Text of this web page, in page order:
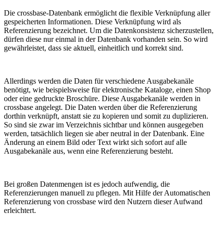
Die crossbase-Datenbank ermöglicht die flexible Verknüpfung aller
gespeicherten Informationen. Diese Verknüpfung wird als
Referenzierung bezeichnet. Um die Datenkonsistenz sicherzustellen,
dürfen diese nur einmal in der Datenbank vorhanden sein. So wird
gewährleistet, dass sie aktuell, einheitlich und korrekt sind.
Allerdings werden die Daten für verschiedene Ausgabekanäle
benötigt, wie beispielsweise für elektronische Kataloge, einen Shop
oder eine gedruckte Broschüre. Diese Ausgabekanäle werden in
crossbase angelegt. Die Daten werden über die Referenzierung
dorthin verknüpft, anstatt sie zu kopieren und somit zu duplizieren.
So sind sie zwar im Verzeichnis sichtbar und können ausgegeben
werden, tatsächlich liegen sie aber neutral in der Datenbank. Eine
Änderung an einem Bild oder Text wirkt sich sofort auf alle
Ausgabekanäle aus, wenn eine Referenzierung besteht.
Bei großen Datenmengen ist es jedoch aufwendig, die
Referenzierungen manuell zu pflegen. Mit Hilfe der Automatischen
Referenzierung von crossbase wird den Nutzern dieser Aufwand
erleichtert.